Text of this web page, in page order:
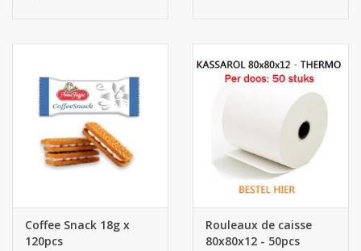
Coffee Snack 18g x
120pcs
Rouleaux de caisse
80x80x12 - 50pcs